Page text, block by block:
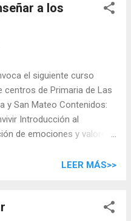
a los
el siguiente curso
centros de Primaria de Las
y San Mateo Contenidos:
Introducción al
de emociones y valores
pensamiento
Todos los martes y viernes
LEER MÁS>>